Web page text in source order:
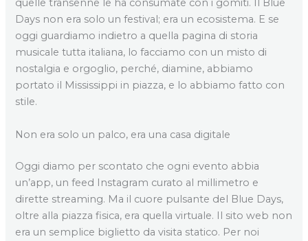
quelle transenne le ha consumate con i gomiti. Il Blue
Days non era solo un festival; era un ecosistema. E se
oggi guardiamo indietro a quella pagina di storia
musicale tutta italiana, lo facciamo con un misto di
nostalgia e orgoglio, perché, diamine, abbiamo
portato il Mississippi in piazza, e lo abbiamo fatto con
stile.
Non era solo un palco, era una casa digitale
Oggi diamo per scontato che ogni evento abbia
un’app, un feed Instagram curato al millimetro e
dirette streaming. Ma il cuore pulsante del Blue Days,
oltre alla piazza fisica, era quella virtuale. Il sito web non
era un semplice biglietto da visita statico. Per noi